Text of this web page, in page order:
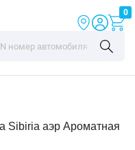
0
Sibiria аэр Ароматная